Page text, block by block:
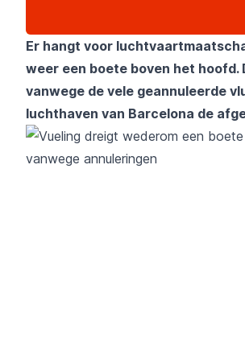
Er hangt voor
weer een boete boven het hoofd.
vanwege de vele geannuleerde
luchthaven van Barcelona de